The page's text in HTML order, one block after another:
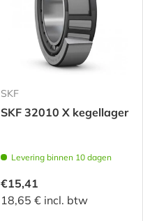
SKF
SKF 32010 X kegellager
Levering binnen 10 dagen
€15,41
18,65 € incl. btw